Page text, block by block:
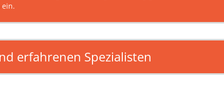
erfahrenen Spezialisten